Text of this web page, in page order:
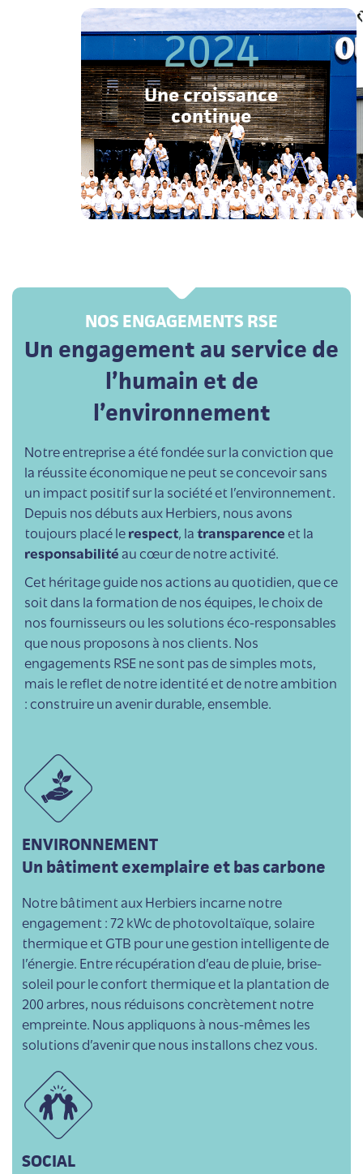
2024
Une croissance
continue
NOS ENGAGEMENTS RSE
Un engagement au service de
l’humain et de
l’environnement
Notre entreprise a été fondée sur la conviction que
la réussite économique ne peut se concevoir sans
un impact positif sur la société et l’environnement.
Depuis nos débuts aux Herbiers, nous avons
toujours placé lerespect, latransparenceet la
responsabilitéau cœur de notre activité.
Cet héritage guide nos actions au quotidien, que ce
soit dans la formation de nos équipes, le choix de
nos fournisseurs ou les solutions éco-responsables
que nous proposons à nos clients. Nos
engagements RSE ne sont pas de simples mots,
mais le reflet de notre identité et de notre ambition
: construire un avenir durable, ensemble.
ENVIRONNEMENT
Un bâtiment exemplaire et bas carbone
Notre bâtiment aux Herbiers incarne notre
engagement : 72 kWc de photovoltaïque, solaire
thermique et GTB pour une gestion intelligente de
l’énergie. Entre récupération d’eau de pluie, brise-
soleil pour le confort thermique et la plantation de
200 arbres, nous réduisons concrètement notre
empreinte. Nous appliquons à nous-mêmes les
solutions d’avenir que nous installons chez vous.
SOCIAL